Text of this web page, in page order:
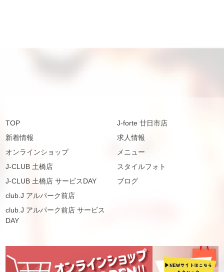
TOP
新着情報
オンラインショップ
J-CLUB 土橋店
J-CLUB 土橋店 サービスDAY
club.J アルパーク前店
club.J アルパーク前店 サービス
DAY
J-forte 廿日市店
求人情報
メニュー
スタイルフォト
ブログ